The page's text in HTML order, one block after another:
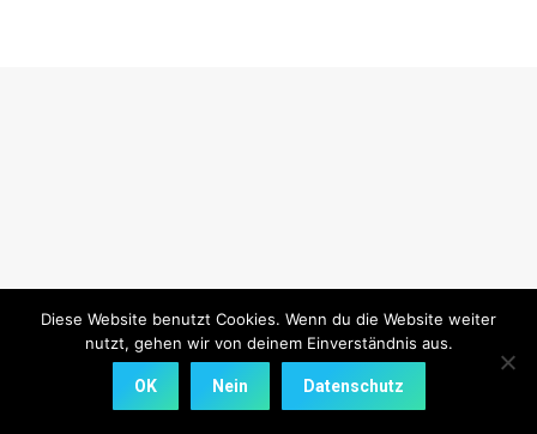
Diese Website benutzt Cookies. Wenn du die Website weiter
nutzt, gehen wir von deinem Einverständnis aus.
OK Nein Datenschutz